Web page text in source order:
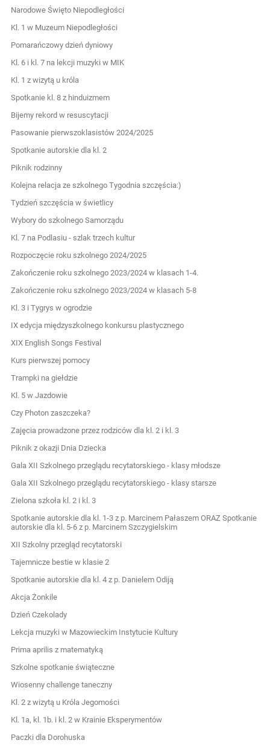
Narodowe Święto Niepodległości
Kl. 1 w Muzeum Niepodległości
Pomarańczowy dzień dyniowy
Kl. 6 i kl. 7 na lekcji muzyki w MIK
Kl. 1 z wizytą u króla
Spotkanie kl. 8 z hinduizmem
Bijemy rekord w resuscytacji
Pasowanie pierwszoklasistów 2024/2025
Spotkanie autorskie dla kl. 2
Piknik rodzinny
Kolejna relacja ze szkolnego Tygodnia szczęścia:)
Tydzień szczęścia w świetlicy
Wybory do szkolnego Samorządu
Kl. 7 na Podlasiu - szlak trzech kultur
Rozpoczęcie roku szkolnego 2024/2025
Zakończenie roku szkolnego 2023/2024 w klasach 1-4.
Zakończenie roku szkolnego 2023/2024 w klasach 5-8
Kl. 3 i Tygrys w ogrodzie
IX edycja międzyszkolnego konkursu plastycznego
XIX English Songs Festival
Kurs pierwszej pomocy
Trampki na giełdzie
Kl. 5 w Jazdowie
Czy Photon zaszczeka?
Zajęcia prowadzone przez rodziców dla kl. 2 i kl. 3
Piknik z okazji Dnia Dziecka
Gala XII Szkolnego przeglądu recytatorskiego - klasy młodsze
Gala XII Szkolnego przeglądu recytatorskiego - klasy starsze
Zielona szkoła kl. 2 i kl. 3
Spotkanie autorskie dla kl. 1-3 z p. Marcinem Pałaszem ORAZ Spotkanie
autorskie dla kl. 5-6 z p. Marcinem Szczygielskim
XII Szkolny przegląd recytatorski
Tajemnicze bestie w klasie 2
Spotkanie autorskie dla kl. 4 z p. Danielem Odiją
Akcja Żonkile
Dzień Czekolady
Lekcja muzyki w Mazowieckim Instytucie Kultury
Prima aprilis z matematyką
Szkolne spotkanie świąteczne
Wiosenny challenge taneczny
Kl. 2 z wizytą u Króla Jegomości
Kl. 1a, kl. 1b. i kl. 2 w Krainie Eksperymentów
Paczki dla Dorohuska